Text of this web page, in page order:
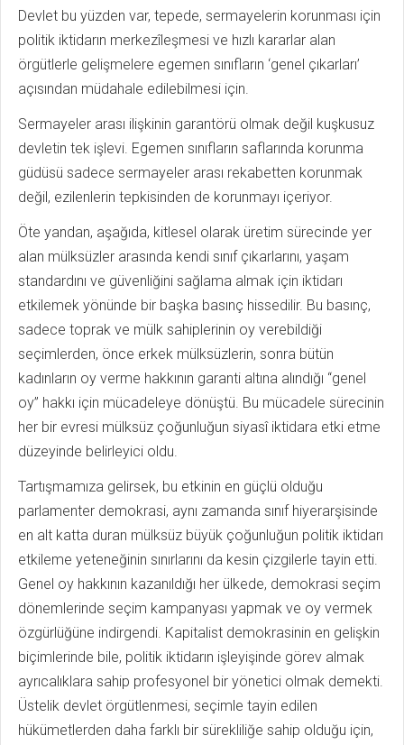
Devlet bu yüzden var, tepede, sermayelerin korunması için
politik iktidarın merkezîleşmesi ve hızlı kararlar alan
örgütlerle gelişmelere egemen sınıfların ‘genel çıkarları’
açısından müdahale edilebilmesi için.
Sermayeler arası ilişkinin garantörü olmak değil kuşkusuz
devletin tek işlevi. Egemen sınıfların saflarında korunma
güdüsü sadece sermayeler arası rekabetten korunmak
değil, ezilenlerin tepkisinden de korunmayı içeriyor.
Öte yandan, aşağıda, kitlesel olarak üretim sürecinde yer
alan mülksüzler arasında kendi sınıf çıkarlarını, yaşam
standardını ve güvenliğini sağlama almak için iktidarı
etkilemek yönünde bir başka basınç hissedilir. Bu basınç,
sadece toprak ve mülk sahiplerinin oy verebildiği
seçimlerden, önce erkek mülksüzlerin, sonra bütün
kadınların oy verme hakkının garanti altına alındığı “genel
oy” hakkı için mücadeleye dönüştü. Bu mücadele sürecinin
her bir evresi mülksüz çoğunluğun siyasî iktidara etki etme
düzeyinde belirleyici oldu.
Tartışmamıza gelirsek, bu etkinin en güçlü olduğu
parlamenter demokrasi, aynı zamanda sınıf hiyerarşisinde
en alt katta duran mülksüz büyük çoğunluğun politik iktidarı
etkileme yeteneğinin sınırlarını da kesin çizgilerle tayin etti.
Genel oy hakkının kazanıldığı her ülkede, demokrasi seçim
dönemlerinde seçim kampanyası yapmak ve oy vermek
özgürlüğüne indirgendi. Kapitalist demokrasinin en gelişkin
biçimlerinde bile, politik iktidarın işleyişinde görev almak
ayrıcalıklara sahip profesyonel bir yönetici olmak demekti.
Üstelik devlet örgütlenmesi, seçimle tayin edilen
hükümetlerden daha farklı bir sürekliliğe sahip olduğu için,